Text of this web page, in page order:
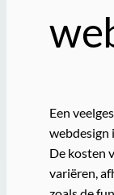
Een
webdesign
De kosten
variëren,